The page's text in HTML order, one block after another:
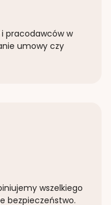
pracodawców w
umowy czy
wszelkiego
bezpieczeństwo.